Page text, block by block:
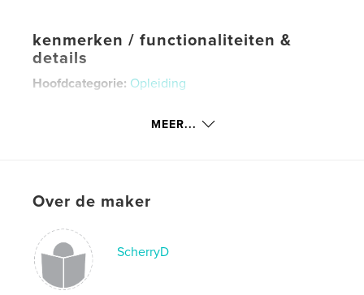
kenmerken / functionaliteiten &
details
Hoofdcategorie: Opleiding
Paperback: 9798211584228
Datum publiceren:
TaalEnglish
Trefwoorden
MEER...
Over de maker
ScherryD